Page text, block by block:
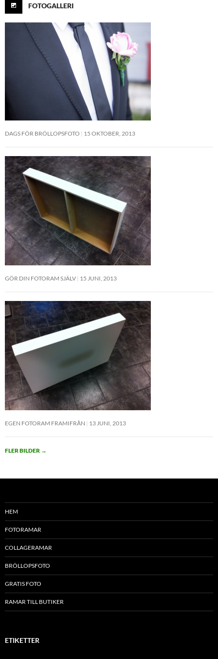
FOTOGALLERI
DAGS FÖR BRÖLLOPSFOTO 15 OKTOBER, 2013
GÖR DIN FOTORAM SJÄLV 15 JUNI, 2013
EGEN FOTORAM FRAMIFRÅN 13 JUNI, 2013
FLER BILDER →
HEM
FOTORAMAR
COLLAGERAMAR
BRÖLLOPSFOTO
GRATIS FOTO
RAMAR TILL BUTIKER
ETIKETTER